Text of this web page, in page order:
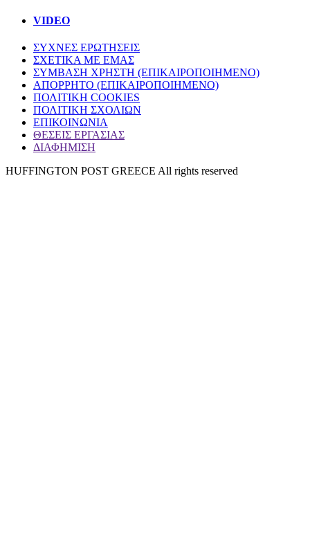
VIDEO
ΣΥΧΝΕΣ ΕΡΩΤΗΣΕΙΣ
ΣΧΕΤΙΚΑ ΜΕ ΕΜΑΣ
ΣΥΜΒΑΣΗ ΧΡΗΣΤΗ (ΕΠΙΚΑΙΡΟΠΟΙΗΜΕΝΟ)
ΑΠΟΡΡΗΤΟ (ΕΠΙΚΑΙΡΟΠΟΙΗΜΕΝΟ)
ΠΟΛΙΤΙΚΗ COOKIES
ΠΟΛΙΤΙΚΗ ΣΧΟΛΙΩΝ
ΕΠΙΚΟΙΝΩΝΙΑ
ΘΕΣΕΙΣ ΕΡΓΑΣΙΑΣ
ΔΙΑΦΗΜΙΣΗ
HUFFINGTON POST GREECE All rights reserved